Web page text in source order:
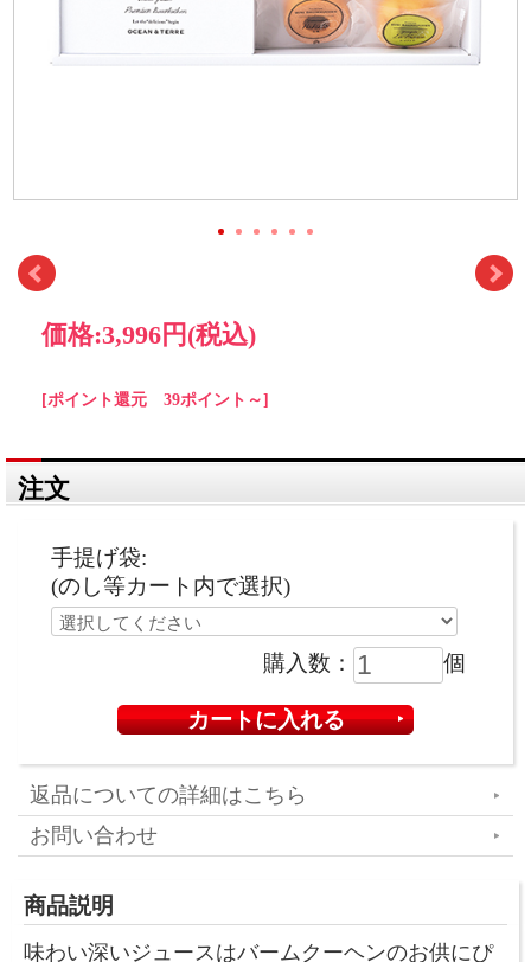
価格:3,996円 (税込)
[ポイント還元 39ポイント～]
注文
手提げ袋:
(のし等カート内で選択)
購入数： 個
返品についての詳細はこちら
お問い合わせ
商品説明
味わい深いジュースはバームクーヘンのお供にぴ